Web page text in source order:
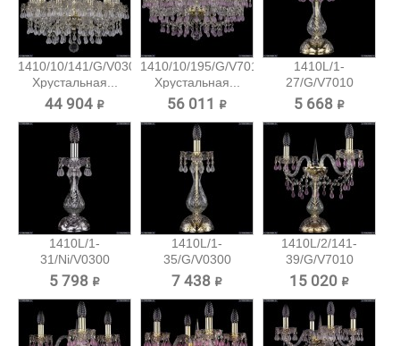
1410/10/141/G/V0300
Хрустальная...
44 904 ₽
1410/10/195/G/V7010
Хрустальная...
56 011 ₽
1410L/1-
27/G/V7010
Хрустальная...
5 668 ₽
1410L/1-
31/Ni/V0300
Хрустальная...
5 798 ₽
1410L/1-
35/G/V0300
Хрустальная...
7 438 ₽
1410L/2/141-
39/G/V7010
Хрустальная...
15 020 ₽